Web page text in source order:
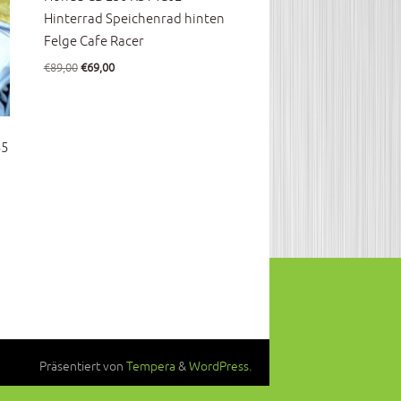
Hinterrad Speichenrad hinten
Felge Cafe Racer
€89,00 Ursprünglicher
€69,00Aktueller
Präsentiert von Tempera &WordPress.